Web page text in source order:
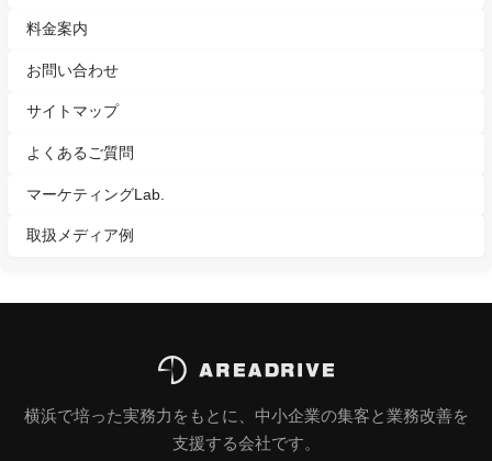
料金案内
お問い合わせ
サイトマップ
よくあるご質問
マーケティングLab.
取扱メディア例
横浜で培った実務力をもとに、中小企業の集客と業務改善を
支援する会社です。